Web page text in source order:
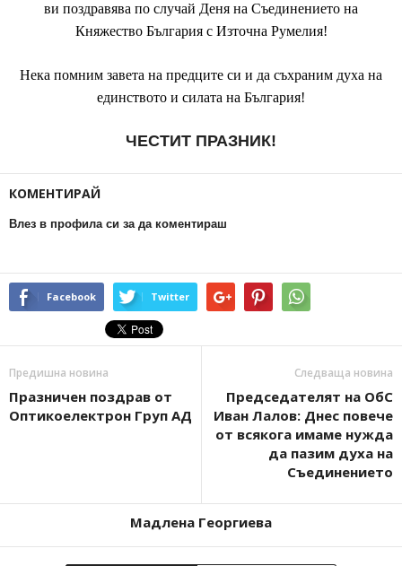
ви поздравява по случай Деня на Съединението на
Княжество България с Източна Румелия!
Нека помним завета на предците си и да съхраним духа на
единството и силата на България!
ЧЕСТИТ ПРАЗНИК!
КОМЕНТИРАЙ
Влез в профила си за да коментираш
Facebook Twitter
Предишна новина
Празничен поздрав от
Оптикоелектрон Груп АД
Следваща новина
Председателят на ОбС
Иван Лалов: Днес повече
от всякога имаме нужда
да пазим духа на
Съединението
Мадлена Георгиева